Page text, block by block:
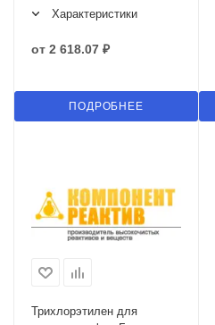
Характеристики
от 2 618.07 ₽
ПОДРОБНЕЕ
Трихлорэтилен для